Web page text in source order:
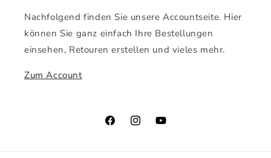
Nachfolgend finden Sie unsere Accountseite. Hier
können Sie ganz einfach Ihre Bestellungen
einsehen, Retouren erstellen und vieles mehr.
Zum Account
FacebookInstagramYouTube